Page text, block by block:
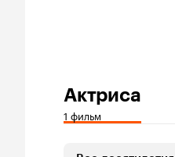
Актриса
1 фильм